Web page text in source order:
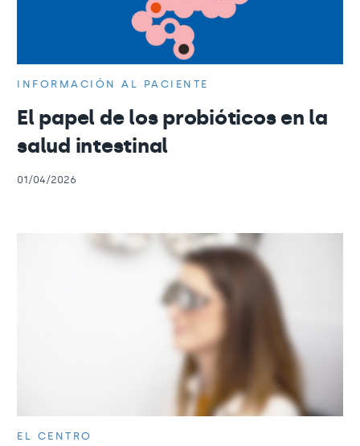
INFORMACIÓN AL PACIENTE
El papel de los probióticos en la
salud intestinal
01/04/2026
EL CENTRO